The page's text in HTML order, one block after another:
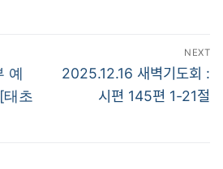
예
태초
NEXT
Next
2025.12.16 새벽기도회 :
시편 145편 1-21절